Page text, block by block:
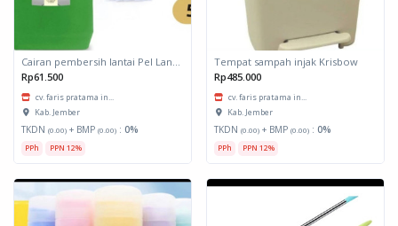
Rp61.500
cv. faris pratama in...
Kab. Jember
TKDN (0.00) + BMP (0.00) : 0%
PPh PPN 12%
Tempat sampah injak Krisbow
Rp485.000
cv. faris pratama in...
Kab. Jember
TKDN (0.00) + BMP (0.00) : 0%
PPh PPN 12%